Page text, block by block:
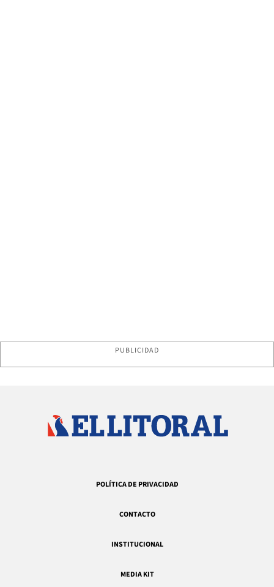
PUBLICIDAD
POLÍTICA DE PRIVACIDAD
CONTACTO
INSTITUCIONAL
MEDIA KIT